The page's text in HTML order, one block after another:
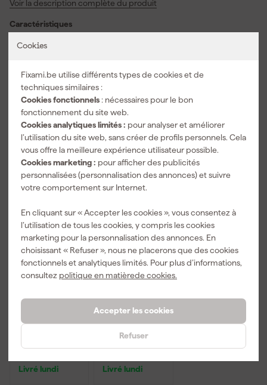
Cookies
Fixami.be utilise différents types de cookies et de
techniques similaires :
Cookies fonctionnels : nécessaires pour le bon
fonctionnement du site web.
Cookies analytiques limités : pour analyser et améliorer
l’utilisation du site web, sans créer de profils personnels. Cela
vous offre la meilleure expérience utilisateur possible.
Cookies marketing : pour afficher des publicités
personnalisées (personnalisation des annonces) et suivre
votre comportement sur Internet.
En cliquant sur « Accepter les cookies », vous consentez à
l’utilisation de tous les cookies, y compris les cookies
marketing pour la personnalisation des annonces. En
choisissant « Refuser », nous ne placerons que des cookies
fonctionnels et analytiques limités. Pour plus d’informations,
consultez politique en matièrede cookies.
Accepter les cookies
Refuser
surfaces dures et résistantes, vous permettant d'atteindre sans
verre reste tendu et stable, même lorsque vous devez travailler
des formes ou des angles difficiles. Vous pouvez utiliser ce papier
au confort de ponçage pour une surface uniforme, à chaque
utilisation.
Voir la description complète du produit
Caractéristiques
Convient pour matériau
Quantité
Taille du grain
Voir toutes les caractéristiques
Accessoires
Lunettes de
protection
Livré lundi
3M 9322+
Masque anti-
Aura - FFP2 -
Sans entretien
Livré lundi